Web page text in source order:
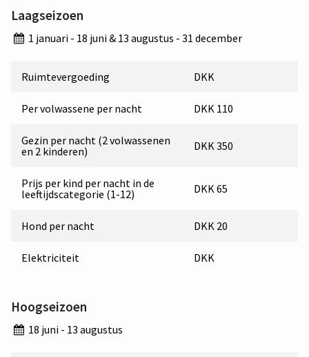
Laagseizoen
1 januari - 18 juni & 13 augustus - 31 december
Ruimtevergoeding DKK
Per volwassene per nacht DKK 110
Gezin per nacht (2 volwassenen
en 2 kinderen)
DKK 350
Prijs per kind per nacht in de
leeftijdscategorie (1-12)
DKK 65
Hond per nacht DKK 20
Elektriciteit DKK
Hoogseizoen
18 juni - 13 augustus